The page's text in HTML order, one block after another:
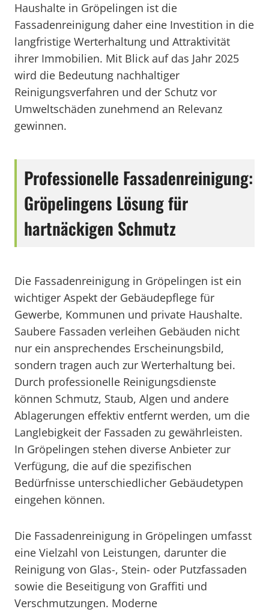
Haushalte in Gröpelingen ist die
Fassadenreinigung daher eine Investition in die
langfristige Werterhaltung und Attraktivität
ihrer Immobilien. Mit Blick auf das Jahr 2025
wird die Bedeutung nachhaltiger
Reinigungsverfahren und der Schutz vor
Umweltschäden zunehmend an Relevanz
gewinnen.
Professionelle Fassadenreinigung:
Gröpelingens Lösung für
hartnäckigen Schmutz
Die Fassadenreinigung in Gröpelingen ist ein
wichtiger Aspekt der Gebäudepflege für
Gewerbe, Kommunen und private Haushalte.
Saubere Fassaden verleihen Gebäuden nicht
nur ein ansprechendes Erscheinungsbild,
sondern tragen auch zur Werterhaltung bei.
Durch professionelle Reinigungsdienste
können Schmutz, Staub, Algen und andere
Ablagerungen effektiv entfernt werden, um die
Langlebigkeit der Fassaden zu gewährleisten.
In Gröpelingen stehen diverse Anbieter zur
Verfügung, die auf die spezifischen
Bedürfnisse unterschiedlicher Gebäudetypen
eingehen können.
Die Fassadenreinigung in Gröpelingen umfasst
eine Vielzahl von Leistungen, darunter die
Reinigung von Glas-, Stein- oder Putzfassaden
sowie die Beseitigung von Graffiti und
Verschmutzungen. Moderne